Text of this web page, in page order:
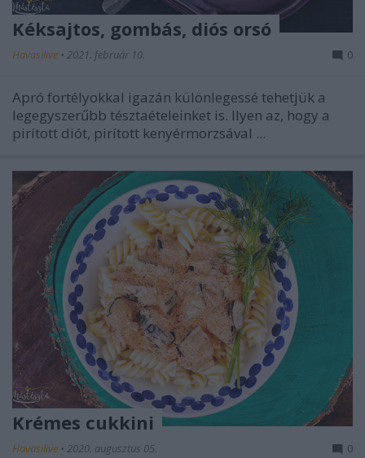
Kéksajtos, gombás, diós orsó
Havasilive • 2021. február 10. 0
Apró fortélyokkal igazán különlegessé tehetjük a
legegyszerűbb tésztaételeinket is. Ilyen az, hogy a
pirított diót, pirított kenyérmorzsával ...
Krémes cukkini
Havasilive • 2020. augusztus 05. 0